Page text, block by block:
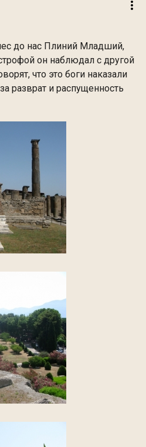
до нас Плиний Младший,
он наблюдал с другой
что это боги наказали
разврат и распущенность